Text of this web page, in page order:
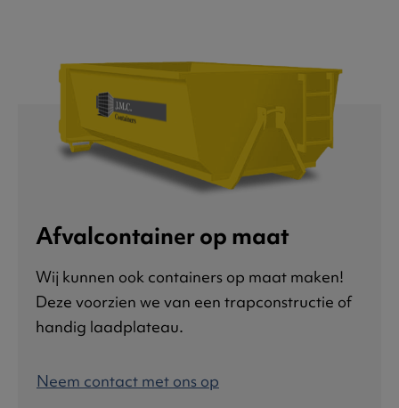
Afvalcontainer op maat
Wij kunnen ook containers op maat maken!
Deze voorzien we van een trapconstructie of
handig laadplateau.
Neem contact met ons op